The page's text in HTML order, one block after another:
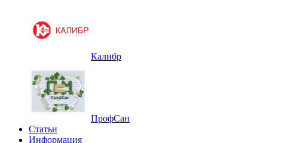
Калибр
ПрофСан
Статьи
Информация